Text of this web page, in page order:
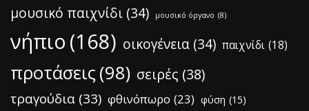
μουσικό παιχνίδι (34) μουσικό όργανο (8)
νήπιο (168) οικογένεια (34) παιχνίδι (18)
προτάσεις (98) σειρές (38)
τραγούδια (33) φθινόπωρο (23) φύση (15)